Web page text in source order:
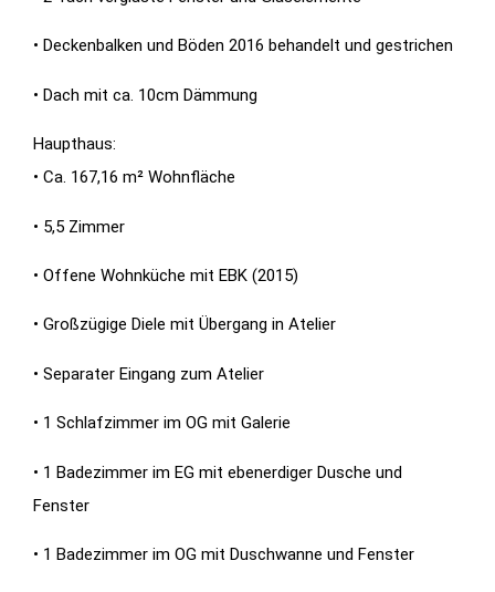
• Deckenbalken und Böden 2016 behandelt und gestrichen
• Dach mit ca. 10cm Dämmung
Haupthaus:
• Ca. 167,16 m² Wohnfläche
• 5,5 Zimmer
• Offene Wohnküche mit EBK (2015)
• Großzügige Diele mit Übergang in Atelier
• Separater Eingang zum Atelier
• 1 Schlafzimmer im OG mit Galerie
• 1 Badezimmer im EG mit ebenerdiger Dusche und
Fenster
• 1 Badezimmer im OG mit Duschwanne und Fenster